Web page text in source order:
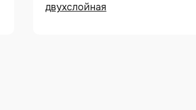
двухслойная